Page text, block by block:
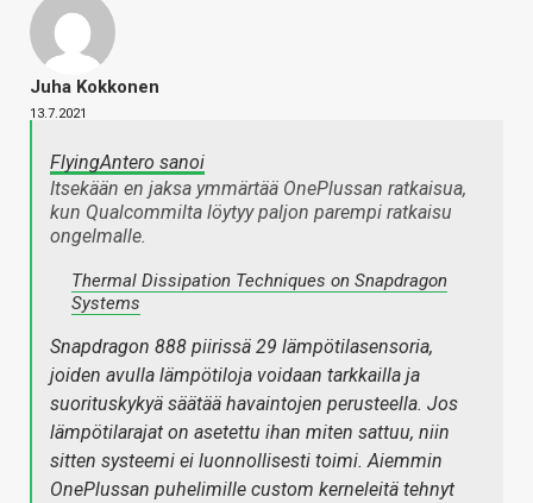
Juha Kokkonen
13.7.2021
FlyingAntero sanoi
Itsekään en jaksa ymmärtää OnePlussan ratkaisua,
kun Qualcommilta löytyy paljon parempi ratkaisu
ongelmalle.
Thermal Dissipation Techniques on Snapdragon
Systems
Snapdragon 888 piirissä 29 lämpötilasensoria,
joiden avulla lämpötiloja voidaan tarkkailla ja
suorituskykyä säätää havaintojen perusteella. Jos
lämpötilarajat on asetettu ihan miten sattuu, niin
sitten systeemi ei luonnollisesti toimi. Aiemmin
OnePlussan puhelimille custom kerneleitä tehnyt